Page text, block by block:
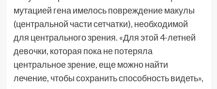
мутацией гена имелось повреждение макулы
(центральной части сетчатки), необходимой
для центрального зрения. «Для этой 4-летней
девочки, которая пока не потеряла
центральное зрение, еще можно найти
лечение, чтобы сохранить способность видеть»,